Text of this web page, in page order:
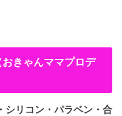
きゃんママプロデ
シリコン・パラベン・合